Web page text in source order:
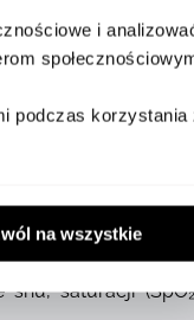
i
podczas korzystania
na wszystkie
logo New
inspirowaną
dopasowania
biegowe New
NB oraz
saturacji